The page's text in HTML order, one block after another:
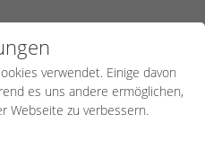
verwendet. Einige davon
es uns andere ermöglichen,
Webseite zu verbessern.